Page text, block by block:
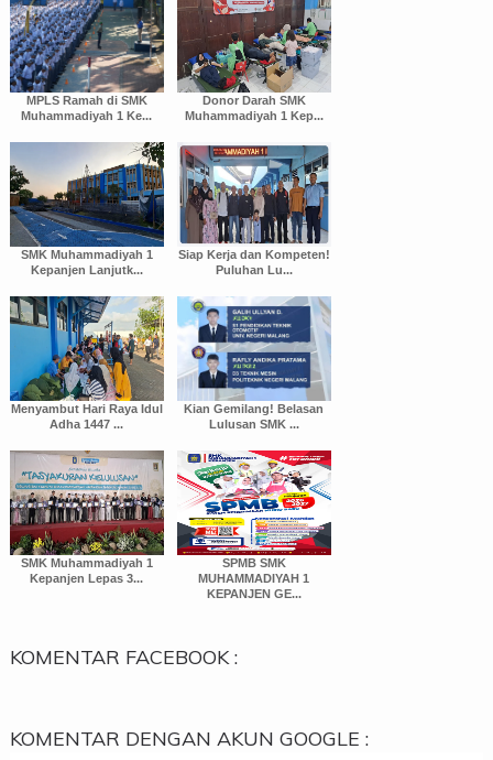
MPLS Ramah di SMK
Muhammadiyah 1 Ke...
Donor Darah SMK
Muhammadiyah 1 Kep...
SMK Muhammadiyah 1
Kepanjen Lanjutk...
Siap Kerja dan Kompeten!
Puluhan Lu...
Menyambut Hari Raya Idul
Adha 1447 ...
Kian Gemilang! Belasan
Lulusan SMK ...
SMK Muhammadiyah 1
Kepanjen Lepas 3...
SPMB SMK
MUHAMMADIYAH 1
KEPANJEN GE...
KOMENTAR FACEBOOK :
KOMENTAR DENGAN AKUN GOOGLE :